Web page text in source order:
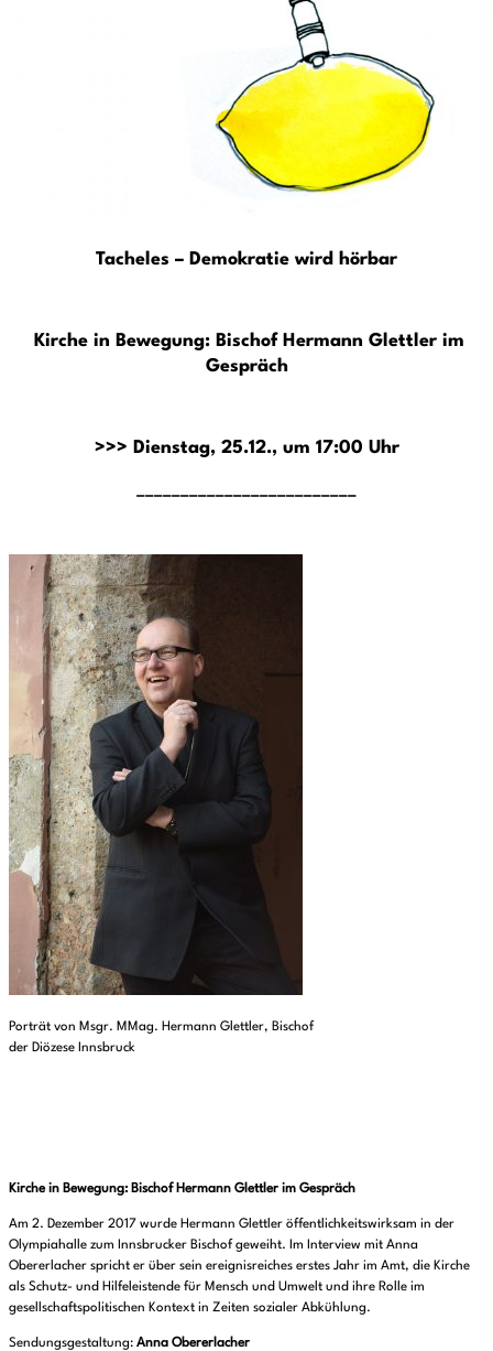
Tacheles – Demokratie wird hörbar
Kirche in Bewegung: Bischof Hermann Glettler im
Gespräch
>>> Dienstag, 25.12., um 17:00 Uhr
Porträt von Msgr. MMag. Hermann Glettler, Bischof
der Diözese Innsbruck
Kirche in Bewegung: Bischof Hermann Glettler im Gespräch
Am 2. Dezember 2017 wurde Hermann Glettler öffentlichkeitswirksam in der
Olympiahalle zum Innsbrucker Bischof geweiht. Im Interview mit Anna
Obererlacher spricht er über sein ereignisreiches erstes Jahr im Amt, die Kirche
als Schutz- und Hilfeleistende für Mensch und Umwelt und ihre Rolle im
gesellschaftspolitischen Kontext in Zeiten sozialer Abkühlung.
Sendungsgestaltung: Anna Obererlacher